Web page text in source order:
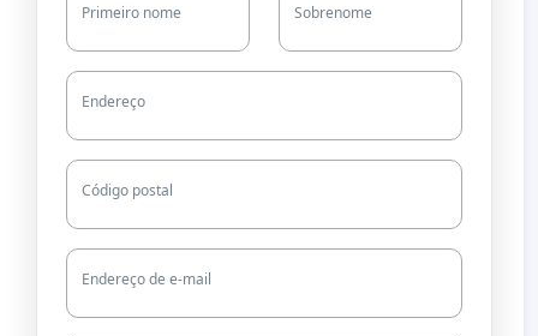
Primeiro nome Sobrenome
Endereço
Código postal
Endereço de e-mail